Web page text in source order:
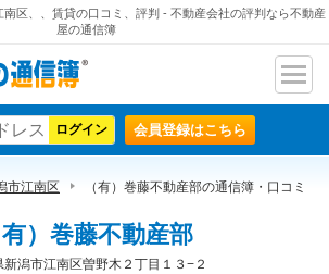
南区、、賃貸の口コミ、評判 - 不動産会社の評判なら不動産
屋の通信簿
ナビ
ン
会員登録はこちら
市江南区 （有）巻藤不動産部の通信簿・口コミ
有）巻藤不動産部
新潟市江南区曽野木２丁目１３−２